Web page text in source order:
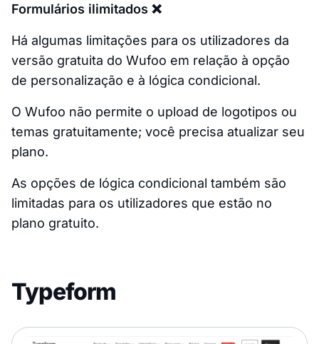
Formulários ilimitados ❌
Há algumas limitações para os utilizadores da
versão gratuita do Wufoo em relação à opção
de personalização e à lógica condicional.
O Wufoo não permite o upload de logotipos ou
temas gratuitamente; você precisa atualizar seu
plano.
As opções de lógica condicional também são
limitadas para os utilizadores que estão no
plano gratuito.
Typeform